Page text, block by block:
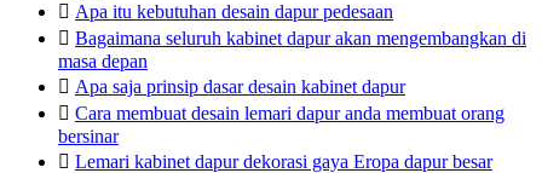
 Apa itu kebutuhan desain dapur pedesaan
 Bagaimana seluruh kabinet dapur akan mengembangkan di
masa depan
 Apa saja prinsip dasar desain kabinet dapur
 Cara membuat desain lemari dapur anda membuat orang
bersinar
 Lemari kabinet dapur dekorasi gaya Eropa dapur besar